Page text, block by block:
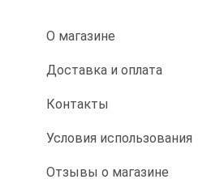
О магазине
Доставка и оплата
Контакты
Условия использования
Отзывы о магазине